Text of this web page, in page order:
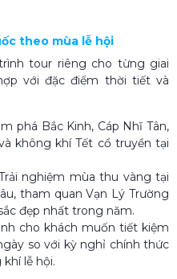
theo mùa lễ hội
tour riêng cho từng giai
với đặc điểm thời tiết và
phá Bắc Kinh, Cáp Nhĩ Tân,
không khí Tết cổ truyền tại
nghiệm mùa thu vàng tại
tham quan Vạn Lý Trường
đẹp nhất trong năm.
cho khách muốn tiết kiệm
so với kỳ nghỉ chính thức
lễ hội.